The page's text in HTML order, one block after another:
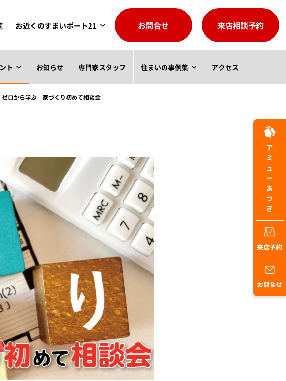
お近くのすまいポート21 お問合せ 来店相談予約
ト お知らせ 専門家スタッフ 住まいの事例集 アクセス
ゼロから学ぶ 家づくり初めて相談会
アミューあつぎ
来店予約
お問合せ